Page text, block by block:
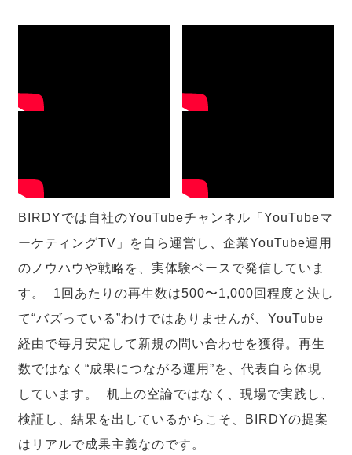
BIRDYでは自社のYouTubeチャンネル「YouTubeマ
ーケティングTV」を自ら運営し、企業YouTube運用
のノウハウや戦略を、実体験ベースで発信していま
す。 1回あたりの再生数は500〜1,000回程度と決し
て“バズっている”わけではありませんが、YouTube
経由で毎月安定して新規の問い合わせを獲得。再生
数ではなく“成果につながる運用”を、代表自ら体現
しています。 机上の空論ではなく、現場で実践し、
検証し、結果を出しているからこそ、BIRDYの提案
はリアルで成果主義なのです。